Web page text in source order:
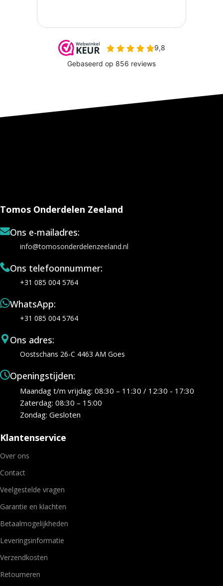
Tomos Onderdelen Zeeland
Ons e-mailadres:
info@tomosonderdelenzeeland.nl
Ons telefoonnummer:
+31 085 004 5764
WhatsApp:
+31 085 004 5764
Ons adres:
Oostschans 26-C 4463 AM Goes
Openingstijden:
Maandag t/m vrijdag: 08:30 – 11:30 / 12:30 - 17:30
Zaterdag: 08:30 – 15:00
Zondag: Gesloten
Klantenservice
Over ons
Contact
Veelgestelde vragen
Garantie en klachten
Betaalmogelijkheden
Leveringsinformatie
Verzendkosten
Retourneren